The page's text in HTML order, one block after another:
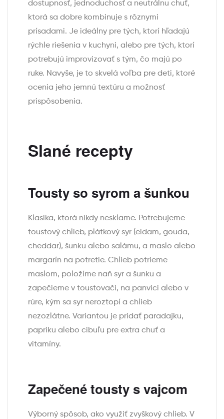
dostupnosť, jednoduchosť a neutrálnu chuť,
ktorá sa dobre kombinuje s rôznymi
prísadami. Je ideálny pre tých, ktorí hľadajú
rýchle riešenia v kuchyni, alebo pre tých, ktorí
potrebujú improvizovať s tým, čo majú po
ruke. Navyše, je to skvelá voľba pre deti, ktoré
ocenia jeho jemnú textúru a možnosť
prispôsobenia.
Slané recepty
Tousty so syrom a šunkou
Klasika, ktorá nikdy nesklame. Potrebujeme
toustový chlieb, plátkový syr (eidam, gouda,
cheddar), šunku alebo salámu, a maslo alebo
margarín na potretie. Chlieb potrieme
maslom, položíme naň syr a šunku a
zapečieme v toustovači, na panvici alebo v
rúre, kým sa syr neroztopí a chlieb
nezozlátne. Variantou je pridať paradajku,
papriku alebo cibuľu pre extra chuť a
vitamíny.
Zapečené tousty s vajcom
Výborný spôsob, ako využiť zvyškový chlieb. V